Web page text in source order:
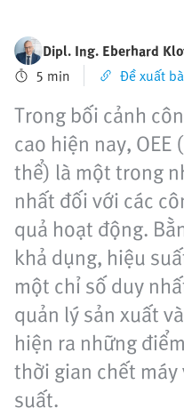
Dipl. Ing. Eberhard
5 min
Đề xuất
Trong bối cảnh
cao hiện nay,
thể) là một trong
nhất đối với các
quả hoạt động.
khả dụng, hiệu
một chỉ số duy
quản lý sản xuất
hiện ra những
thời gian chết
suất.